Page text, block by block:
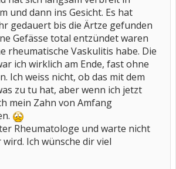
und dann ins Gesicht. Es hat
gedauert bis die Ärtze gefunden
Gefässe total entzündet waren
rheumatische Vaskulitis habe. Die
ich wirklich am Ende, fast ohne
Ich weiss nicht, ob das mit dem
zu tu hat, aber wenn ich jetzt
mein Zahn von Amfang
Rheumatologe und warte nicht
Ich wünsche dir viel